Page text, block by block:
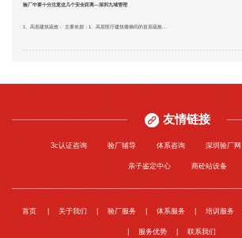
验厂中要十分注意这几个安全距离—深圳九域管理
1、高层建筑疏散： 主要依据：1、高层医疗建筑楼梯间的首层疏散...
友情链接
3c认证咨询 验厂辅导 体系咨询 深圳验厂网
亲子鉴定中心 商砼站设备
首页 关于我们 验厂服务 体系服务 培训服务
服务优势 联系我们